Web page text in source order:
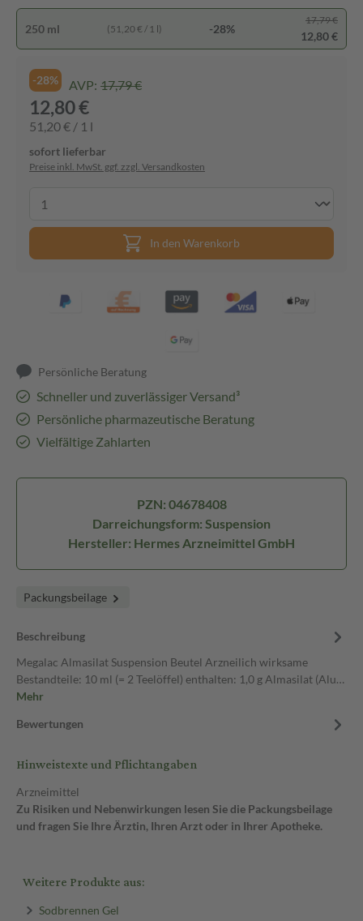
250 ml (51,20 € / 1 l) -28%
17,79 €
12,80 €
-28% AVP: 17,79 €
12,80 €
51,20 € / 1 l
sofort lieferbar
Preise inkl. MwSt. ggf. zzgl. Versandkosten
In den Warenkorb
Persönliche Beratung
Schneller und zuverlässiger Versand³
Persönliche pharmazeutische Beratung
Vielfältige Zahlarten
PZN: 04678408
Darreichungsform: Suspension
Hersteller: Hermes Arzneimittel GmbH
Packungsbeilage
Beschreibung
Megalac Almasilat Suspension Beutel Arzneilich wirksame
Bestandteile: 10 ml (= 2 Teelöffel) enthalten: 1,0 g Almasilat (Alu…
Mehr
Bewertungen
Hinweistexte und Pflichtangaben
Arzneimittel
Zu Risiken und Nebenwirkungen lesen Sie die Packungsbeilage
und fragen Sie Ihre Ärztin, Ihren Arzt oder in Ihrer Apotheke.
Weitere Produkte aus:
Sodbrennen Gel